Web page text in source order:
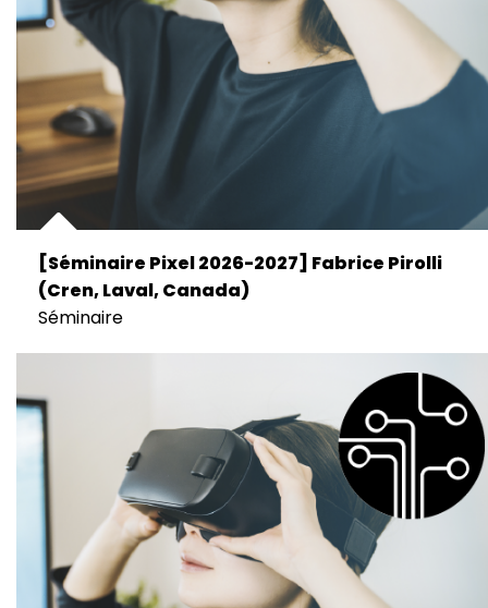
[Séminaire Pixel 2026-2027] Fabrice Pirolli
(Cren, Laval, Canada)
Séminaire